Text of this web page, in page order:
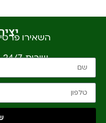
השאירו
שירות 24/7 במקרים דחופים